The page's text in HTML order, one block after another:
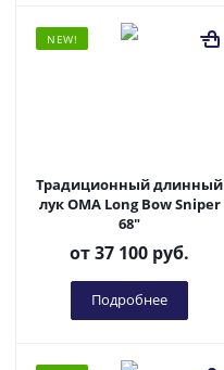
NEW!
Традиционный длинный
лук OMA Long Bow Sniper
68"
от37 100 руб.
Подробнее